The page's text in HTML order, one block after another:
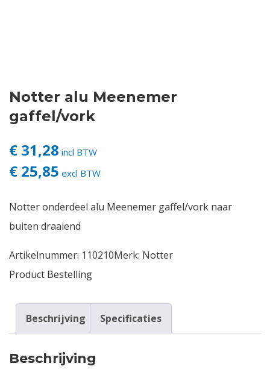
Login
Notter alu Meenemer
gaffel/vork
€ 31,28 incl BTW
€ 25,85 excl BTW
Notter onderdeel alu Meenemer gaffel/vork naar
buiten draaiend
Artikelnummer: 110210Merk: Notter
Product Bestelling
Beschrijving Specificaties
Beschrijving